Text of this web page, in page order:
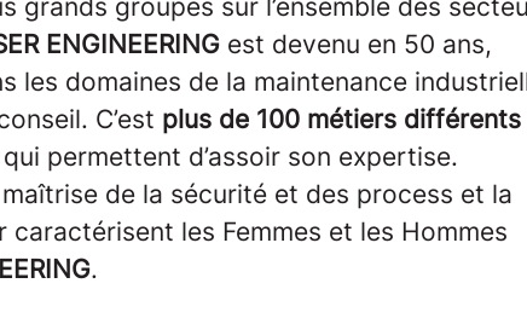
grands groupes sur l’ensemble des
ENGINEERING est devenu en 50 ans,
les domaines de la maintenance
C’est plus de 100 métiers différents
permettent d’assoir son expertise.
de la sécurité et des process et la
caractérisent les Femmes et les Hommes
.